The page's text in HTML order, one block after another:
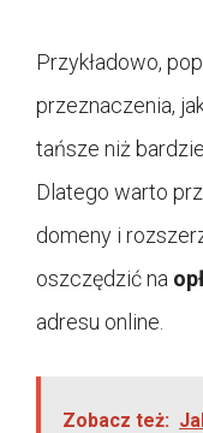
Przykładowo,
przeznaczenia,
tańsze niż
Dlatego warto
domeny i
oszczędzić na
adresu online.
Zobacz też: